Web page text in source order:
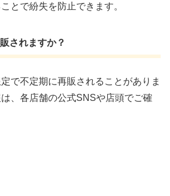
とで紛失を防止できます。
されますか？
で不定期に再販されることがありま
、各店舗の公式SNSや店頭でご確